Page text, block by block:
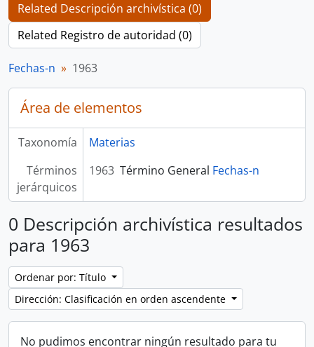
Related Descripción archivística (0)
Related Registro de autoridad (0)
Fechas-n 1963
Área de elementos
Taxonomía
Materias
Términos
jerárquicos
1963 Término General Fechas-n
0 Descripción archivística resultados
para 1963
Ordenar por: Título
Dirección: Clasificación en orden ascendente
No pudimos encontrar ningún resultado para tu